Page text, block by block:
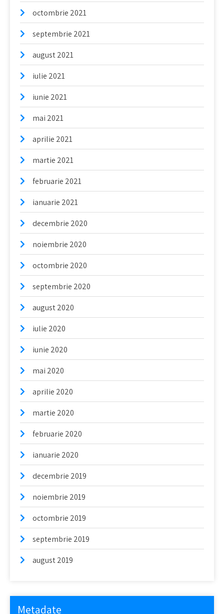
octombrie 2021
septembrie 2021
august 2021
iulie 2021
iunie 2021
mai 2021
aprilie 2021
martie 2021
februarie 2021
ianuarie 2021
decembrie 2020
noiembrie 2020
octombrie 2020
septembrie 2020
august 2020
iulie 2020
iunie 2020
mai 2020
aprilie 2020
martie 2020
februarie 2020
ianuarie 2020
decembrie 2019
noiembrie 2019
octombrie 2019
septembrie 2019
august 2019
Metadate